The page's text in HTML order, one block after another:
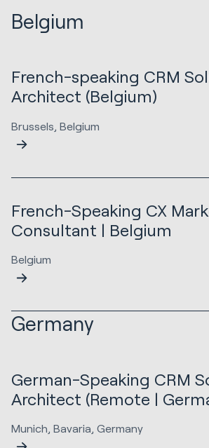
Belgium
French-speaking CRM
Architect (Belgium)
Brussels, Belgium
French-Speaking CX
Consultant | Belgium
Belgium
Germany
German-Speaking CRM
Architect (Remote |
Munich, Bavaria, Germany